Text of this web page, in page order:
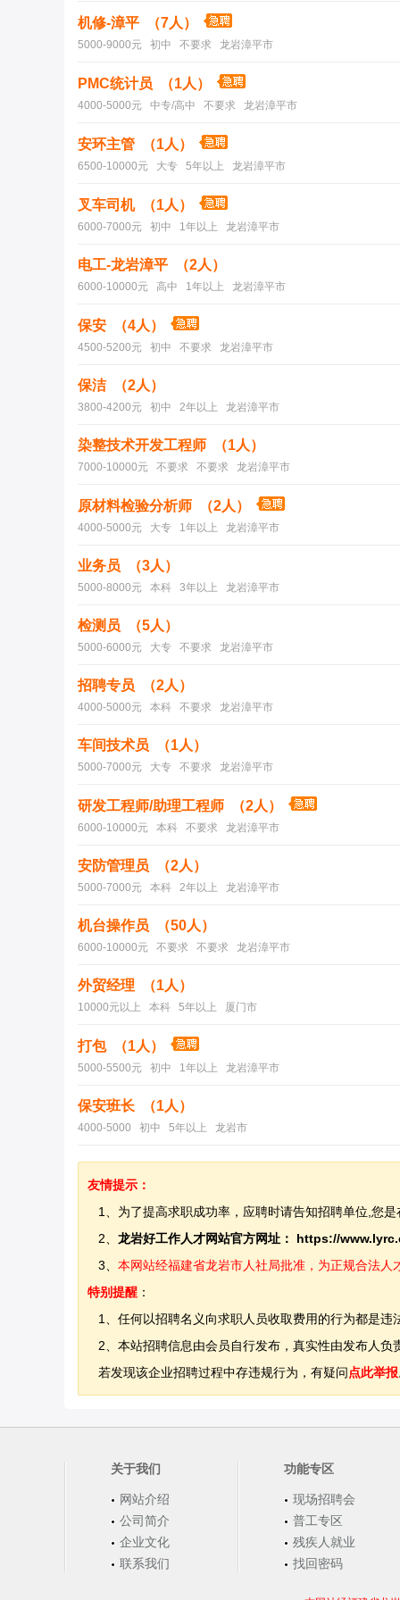
机修-漳平 （7人）
5000-9000元 初中 不要求 龙岩漳平市
PMC统计员 （1人）
4000-5000元 中专/高中 不要求 龙岩漳平市
安环主管 （1人）
6500-10000元 大专 5年以上 龙岩漳平市
叉车司机 （1人）
6000-7000元 初中 1年以上 龙岩漳平市
电工-龙岩漳平 （2人）
6000-10000元 高中 1年以上 龙岩漳平市
保安 （4人）
4500-5200元 初中 不要求 龙岩漳平市
保洁 （2人）
3800-4200元 初中 2年以上 龙岩漳平市
染整技术开发工程师 （1人）
7000-10000元 不要求 不要求 龙岩漳平市
原材料检验分析师 （2人）
4000-5000元 大专 1年以上 龙岩漳平市
业务员 （3人）
5000-8000元 本科 3年以上 龙岩漳平市
检测员 （5人）
5000-6000元 大专 不要求 龙岩漳平市
招聘专员 （2人）
4000-5000元 本科 不要求 龙岩漳平市
车间技术员 （1人）
5000-7000元 大专 不要求 龙岩漳平市
研发工程师/助理工程师 （2人）
6000-10000元 本科 不要求 龙岩漳平市
安防管理员 （2人）
5000-7000元 本科 2年以上 龙岩漳平市
机台操作员 （50人）
6000-10000元 不要求 不要求 龙岩漳平市
外贸经理 （1人）
10000元以上 本科 5年以上 厦门市
打包 （1人）
5000-5500元 初中 1年以上 龙岩漳平市
保安班长 （1人）
4000-5000 初中 5年以上 龙岩市
友情提示：
1、为了提高求职成功率，应聘时请告知招聘单位,您是
2、 龙岩好工作人才网站官方网址： https://
3、 本网站经福建省龙岩市人社局批准，为正规合法
特别提醒 ：
1、任何以招聘名义向求职人员收取费用的行为都是违
2、本站招聘信息由会员自行发布，真实性由发布人负
若发现该企业招聘过程中存违规行为，有疑问点此举报
关于我们
网站介绍
公司简介
企业文化
联系我们
功能专区
现场招聘会
普工专区
残疾人就业
找回密码